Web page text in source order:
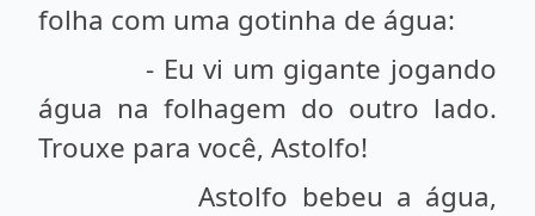
folha com uma gotinha de água:
- Eu vi um gigante jogando
água na folhagem do outro lado.
Trouxe para você, Astolfo!
Astolfo bebeu a água,